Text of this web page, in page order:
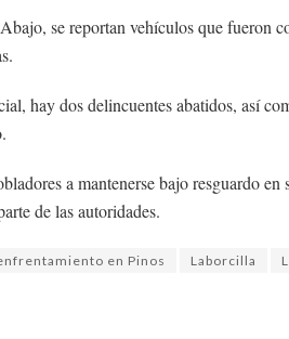
se reportan vehículos que fueron
hay dos delincuentes abatidos, así
a mantenerse bajo resguardo
de las autoridades.
en Pinos Laborcilla